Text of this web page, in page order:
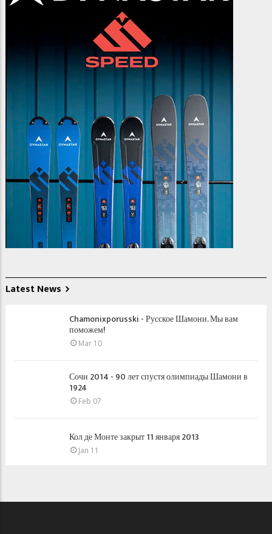
Latest News
Chamonixporusski - Русское Шамони. Мы вам
поможем!
Mar 10
Сочи 2014 - 90 лет спустя олимпиады Шамони в
1924
Feb 07
Кол де Монте закрыт 11 января 2013
Jan 11